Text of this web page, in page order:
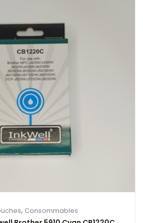
, Consommables